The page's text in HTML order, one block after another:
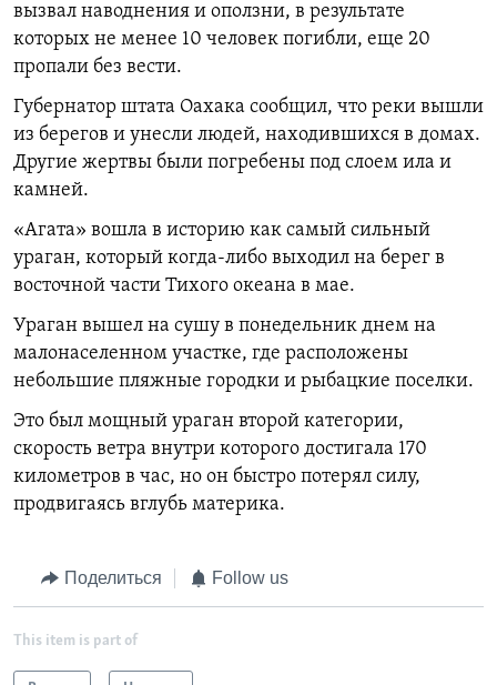
вызвал наводнения и оползни, в результате
которых не менее 10 человек погибли, еще 20
пропали без вести.
Губернатор штата Оахака сообщил, что реки вышли
из берегов и унесли людей, находившихся в домах.
Другие жертвы были погребены под слоем ила и
камней.
«Агата» вошла в историю как самый сильный
ураган, который когда-либо выходил на берег в
восточной части Тихого океана в мае.
Ураган вышел на сушу в понедельник днем на
малонаселенном участке, где расположены
небольшие пляжные городки и рыбацкие поселки.
Это был мощный ураган второй категории,
скорость ветра внутри которого достигала 170
километров в час, но он быстро потерял силу,
продвигаясь вглубь материка.
Поделиться Follow us
This item is part of